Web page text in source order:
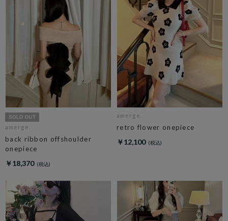
amerge.
back ribbon offshoulder
onepiece
￥18,370
amerge.
retro flower onepiece
￥12,100